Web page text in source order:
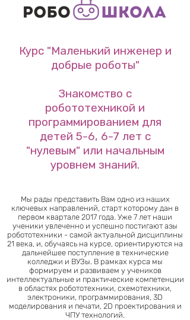
Курс "Маленький инженер и
добрые роботы"
Знакомство с
робототехникой и
программированием для
детей 5-6, 6-7 лет с
"нулевым" или начальным
уровнем знаний.
Мы рады представить Вам одно из наших
ключевых направлений, старт которому дан в
первом квартале 2017 года. Уже 7 лет наши
ученики увлеченно и успешно постигают азы
робототехники - самой актуальной дисциплины
21 века, и, обучаясь на курсе, ориентируются на
дальнейшее поступление в технические
колледжи и ВУЗы. В рамках курса мы
формируем и развиваем у учеников
интеллектуальные и практические компетенции
в областях робототехники, схемотехники,
электроники, программирования, 3D
моделирования и печати, 2D проектирования и
ЧПУ технологий.